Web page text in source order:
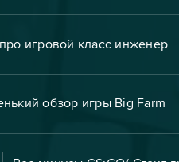
игровой класс инженер
обзор игры Big Farm